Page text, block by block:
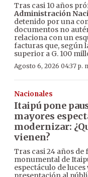
Tras casi 10 años
Administración
detenido por una
documentos no
relaciona con un
facturas que, según
superior a G. 100
Agosto 6, 2026 04:37 p.
Nacionales
Itaipú pone
mayores
modernizar:
vienen?
Tras casi 24 años
monumental de
espectáculo de